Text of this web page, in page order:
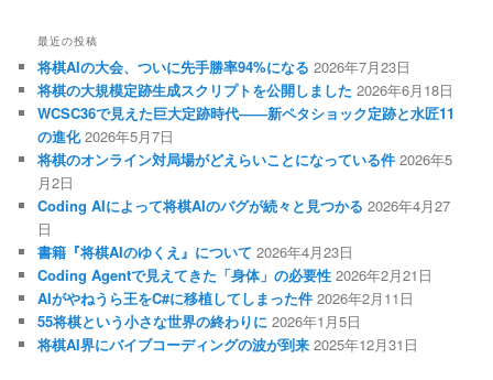
最近の投稿
将棋AIの大会、ついに先手勝率94%になる 2026年7月23日
将棋の大規模定跡生成スクリプトを公開しました 2026年6月18日
WCSC36で見えた巨大定跡時代――新ペタショック定跡と水匠11
の進化 2026年5月7日
将棋のオンライン対局場がどえらいことになっている件 2026年5
月2日
Coding AIによって将棋AIのバグが続々と見つかる 2026年4月27
日
書籍『将棋AIのゆくえ』について 2026年4月23日
Coding Agentで見えてきた「身体」の必要性 2026年2月21日
AIがやねうら王をC#に移植してしまった件 2026年2月11日
55将棋という小さな世界の終わりに 2026年1月5日
将棋AI界にバイブコーディングの波が到来 2025年12月31日